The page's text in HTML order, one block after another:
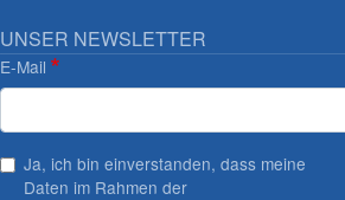
UNSER NEWSLETTER
E-Mail
Ja, ich bin einverstanden, dass meine
Daten im Rahmen der